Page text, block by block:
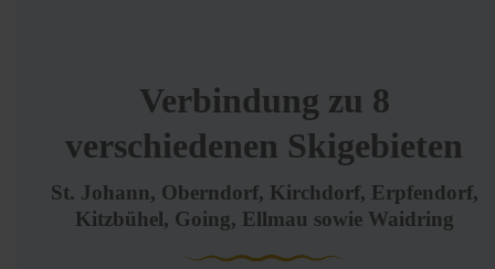
Verbindung zu 8
verschiedenen Skigebieten
St. Johann, Oberndorf, Kirchdorf, Erpfendorf,
Kitzbühel, Going, Ellmau sowie Waidring